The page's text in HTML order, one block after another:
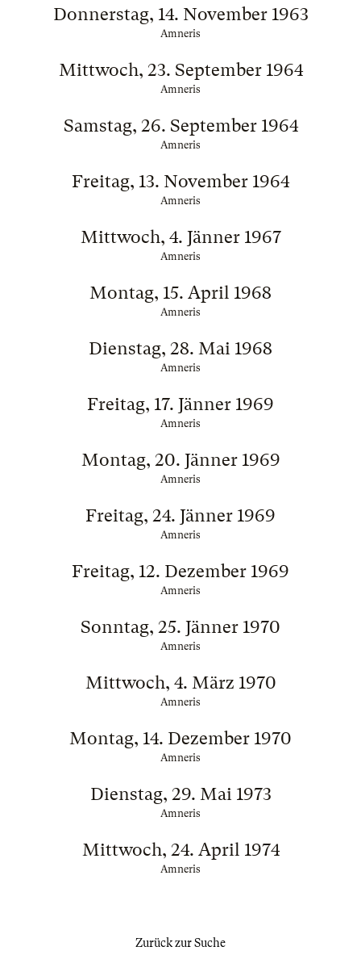
Donnerstag, 14. November 1963
Amneris
Mittwoch, 23. September 1964
Amneris
Samstag, 26. September 1964
Amneris
Freitag, 13. November 1964
Amneris
Mittwoch, 4. Jänner 1967
Amneris
Montag, 15. April 1968
Amneris
Dienstag, 28. Mai 1968
Amneris
Freitag, 17. Jänner 1969
Amneris
Montag, 20. Jänner 1969
Amneris
Freitag, 24. Jänner 1969
Amneris
Freitag, 12. Dezember 1969
Amneris
Sonntag, 25. Jänner 1970
Amneris
Mittwoch, 4. März 1970
Amneris
Montag, 14. Dezember 1970
Amneris
Dienstag, 29. Mai 1973
Amneris
Mittwoch, 24. April 1974
Amneris
Zurück zur Suche